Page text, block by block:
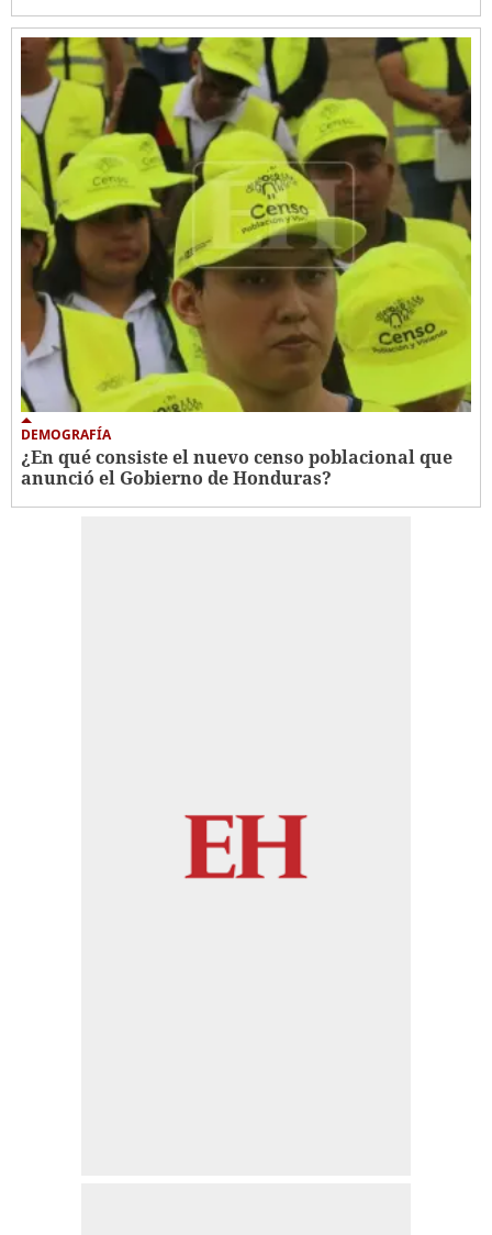
DEMOGRAFÍA
¿En qué consiste el nuevo censo poblacional que
anunció el Gobierno de Honduras?